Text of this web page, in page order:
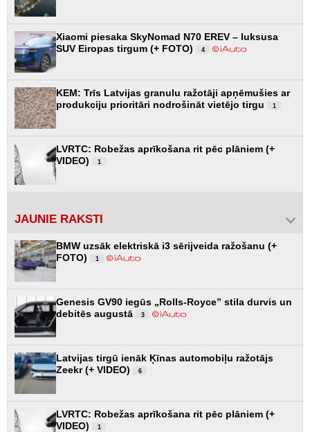
Xiaomi piesaka SkyNomad N70 EREV – luksusa
SUV Eiropas tirgum (+ FOTO)
4
KEM: Trīs Latvijas granulu ražotāji apņēmušies ar
produkciju prioritāri nodrošināt vietējo tirgu
1
LVRTC: Robežas aprīkošana rit pēc plāniem (+
VIDEO)
1
JAUNIE RAKSTI
BMW uzsāk elektriskā i3 sērijveida ražošanu (+
FOTO)
1
Genesis GV90 iegūs „Rolls-Royce” stila durvis un
debitēs augustā
3
Latvijas tirgū ienāk Ķīnas automobiļu ražotājs
Zeekr (+ VIDEO)
6
LVRTC: Robežas aprīkošana rit pēc plāniem (+
VIDEO)
1